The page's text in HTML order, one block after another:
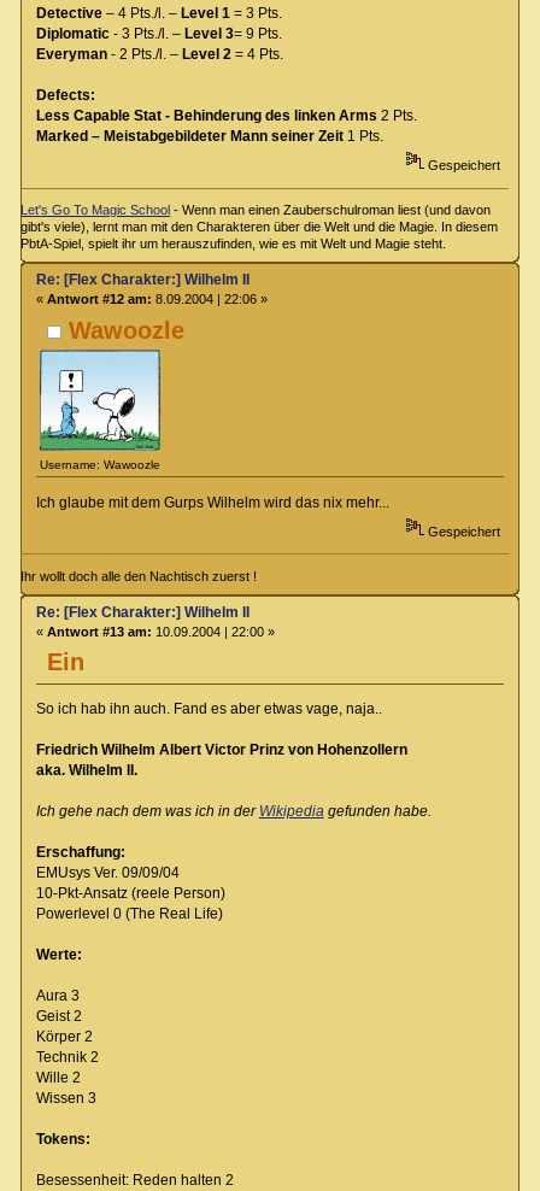
Detective– 4 Pts./l. – Level 1= 3 Pts.
Diplomatic- 3 Pts./l. – Level 3= 9 Pts.
Everyman - 2 Pts./l. – Level 2= 4 Pts.
Defects:
Less Capable Stat - Behinderung des linken Arms 2 Pts.
Marked – Meistabgebildeter Mann seiner Zeit1 Pts.
Gespeichert
Let's Go To Magic School - Wenn man einen Zauberschulroman liest (und davon
gibt's viele), lernt man mit den Charakteren über die Welt und die Magie. In diesem
PbtA-Spiel, spielt ihr um herauszufinden, wie es mit Welt und Magie steht.
Wawoozle
Username: Wawoozle
Re: [Flex Charakter:] Wilhelm II
« Antwort #12 am: 8.09.2004 | 22:06 »
Ich glaube mit dem Gurps Wilhelm wird das nix mehr...
Gespeichert
Ihr wollt doch alle den Nachtisch zuerst !
Ein
Re: [Flex Charakter:] Wilhelm II
« Antwort #13 am: 10.09.2004 | 22:00 »
So ich hab ihn auch. Fand es aber etwas vage, naja..
Friedrich Wilhelm Albert Victor Prinz von Hohenzollern
aka. Wilhelm II.
Ich gehe nach dem was ich in der Wikipediagefunden habe.
Erschaffung:
EMUsys Ver. 09/09/04
10-Pkt-Ansatz (reele Person)
Powerlevel 0 (The Real Life)
Werte:
Aura 3
Geist 2
Körper 2
Technik 2
Wille 2
Wissen 3
Tokens:
Besessenheit: Reden halten 2